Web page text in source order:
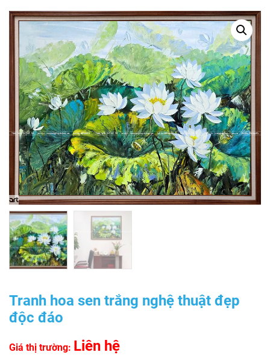
Tranh hoa sen trắng nghệ thuật đẹp
độc đáo
Giá thị trường: Liên hệ